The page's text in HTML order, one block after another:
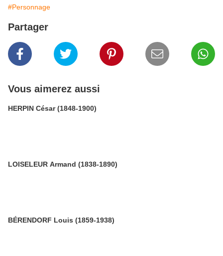
#Personnage
Partager
Vous aimerez aussi
HERPIN César (1848-1900)
LOISELEUR Armand (1838-1890)
BÉRENDORF Louis (1859-1938)